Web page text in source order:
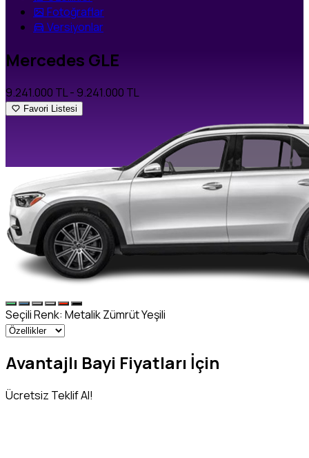
Fotoğraflar
Versiyonlar
Mercedes GLE
9.241.000 TL- 9.241.000 TL
Favori Listesi
Seçili Renk: Metalik Zümrüt Yeşili
Avantajlı Bayi Fiyatları İçin
Ücretsiz Teklif Al!